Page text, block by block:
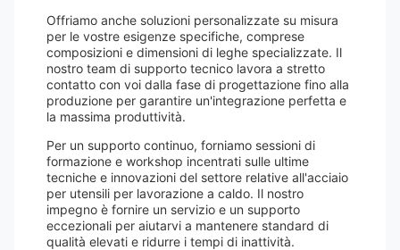
Offriamo anche soluzioni personalizzate su misura
per le vostre esigenze specifiche, comprese
composizioni e dimensioni di leghe specializzate. Il
nostro team di supporto tecnico lavora a stretto
contatto con voi dalla fase di progettazione fino alla
produzione per garantire un'integrazione perfetta e
la massima produttività.
Per un supporto continuo, forniamo sessioni di
formazione e workshop incentrati sulle ultime
tecniche e innovazioni del settore relative all'acciaio
per utensili per lavorazione a caldo. Il nostro
impegno è fornire un servizio e un supporto
eccezionali per aiutarvi a mantenere standard di
qualità elevati e ridurre i tempi di inattività.